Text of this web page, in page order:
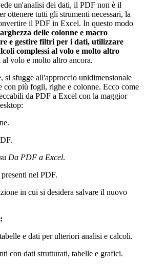
un'analisi dei dati, il PDF non è il
ottenere tutti gli strumenti necessari, la
il PDF in Excel. In questo modo
delle colonne e macro
e gestire filtri per i dati, utilizzare
complessi al volo e molto altro
volo e molto altro ancora.
si sfugge all'approccio unidimensionale
con più fogli, righe e colonne. Ecco come
da PDF a Excel con la maggior
Da PDF a Excel.
nel PDF.
in cui si desidera salvare il nuovo
e dati per ulteriori analisi e calcoli.
con dati strutturati, tabelle e grafici.